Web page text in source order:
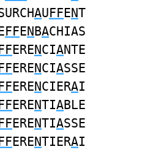
AUFFENT
FFENBACHIAS
ERENCIANTE
ERENCIASSE
ERENCIERAI
ERENTIABLE
ERENTIASSE
ERENTIERAI